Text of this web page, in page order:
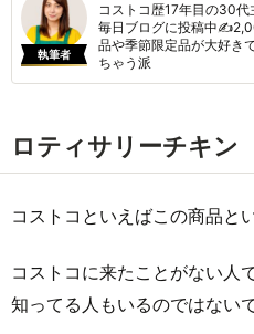
執筆者
コストコ歴17年目の30
毎日ブログに投稿中
品や季節限定品が大好き
ちゃう派
ロティサリーチキン
コストコといえばこの商品と
コストコに来たことがない人
知ってる人もいるのではない